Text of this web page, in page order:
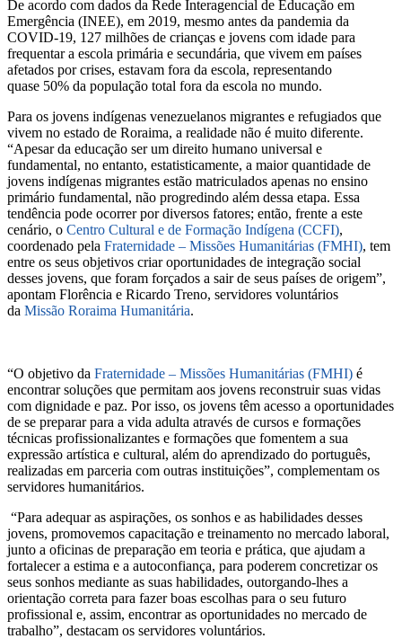
De acordo com dados da Rede Interagencial de Educação em
Emergência (INEE), em 2019, mesmo antes da pandemia da
COVID-19, 127 milhões de crianças e jovens com idade para
frequentar a escola primária e secundária, que vivem em países
afetados por crises, estavam fora da escola, representando
quase 50% da população total fora da escola no mundo.
Para os jovens indígenas venezuelanos migrantes e refugiados que
vivem no estado de Roraima, a realidade não é muito diferente.
“Apesar da educação ser um direito humano universal e
fundamental, no entanto, estatisticamente, a maior quantidade de
jovens indígenas migrantes estão matriculados apenas no ensino
primário fundamental, não progredindo além dessa etapa. Essa
tendência pode ocorrer por diversos fatores; então, frente a este
cenário, o Centro Cultural e de Formação Indígena (CCFI),
coordenado pela Fraternidade – Missões Humanitárias (FMHI), tem
entre os seus objetivos criar oportunidades de integração social
desses jovens, que foram forçados a sair de seus países de origem”,
apontam Florência e Ricardo Treno, servidores voluntários
da Missão Roraima Humanitária.
“O objetivo da Fraternidade – Missões Humanitárias (FMHI) é
encontrar soluções que permitam aos jovens reconstruir suas vidas
com dignidade e paz. Por isso, os jovens têm acesso a oportunidades
de se preparar para a vida adulta através de cursos e formações
técnicas profissionalizantes e formações que fomentem a sua
expressão artística e cultural, além do aprendizado do português,
realizadas em parceria com outras instituições”, complementam os
servidores humanitários.
“Para adequar as aspirações, os sonhos e as habilidades desses
jovens, promovemos capacitação e treinamento no mercado laboral,
junto a oficinas de preparação em teoria e prática, que ajudam a
fortalecer a estima e a autoconfiança, para poderem concretizar os
seus sonhos mediante as suas habilidades, outorgando-lhes a
orientação correta para fazer boas escolhas para o seu futuro
profissional e, assim, encontrar as oportunidades no mercado de
trabalho”, destacam os servidores voluntários.